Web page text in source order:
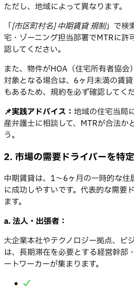
ただし、地域によって異なります。
「[市区町村名] 中期賃貸 規制」で検
宅・ゾーニング担当部署でMTRに許
認してください。
また、物件がHOA（住宅所有者協会
対象となる場合は、6ヶ月未満の賃
もあるため、規約を必ず確認してくだ
📌実践アドバイス： 地域の住宅当局
産弁護士に相談して、MTRが合法か
う。
2. 市場の需要ドライバーを特
中期賃貸は、1〜6ヶ月の一時的な住
に成功しやすいです。代表的な需要
ます。
a. 法人・出張者：
大企業本社やテクノロジー拠点、ビ
は、長期滞在を必要とする経営幹部
ートワーカーが集まります。